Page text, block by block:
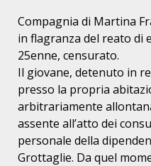
Compagnia di Martina
in flagranza del reato di
25enne, censurato.
Il giovane, detenuto in
presso la propria
arbitrariamente
assente all’atto dei
personale della
Grottaglie. Da quel